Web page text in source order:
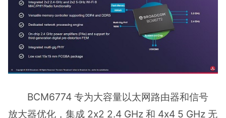
BCM6774 专为大容量以太网路由器和信号
放大器优化，集成 2x2 2.4 GHz 和 4x4 5 GHz 无